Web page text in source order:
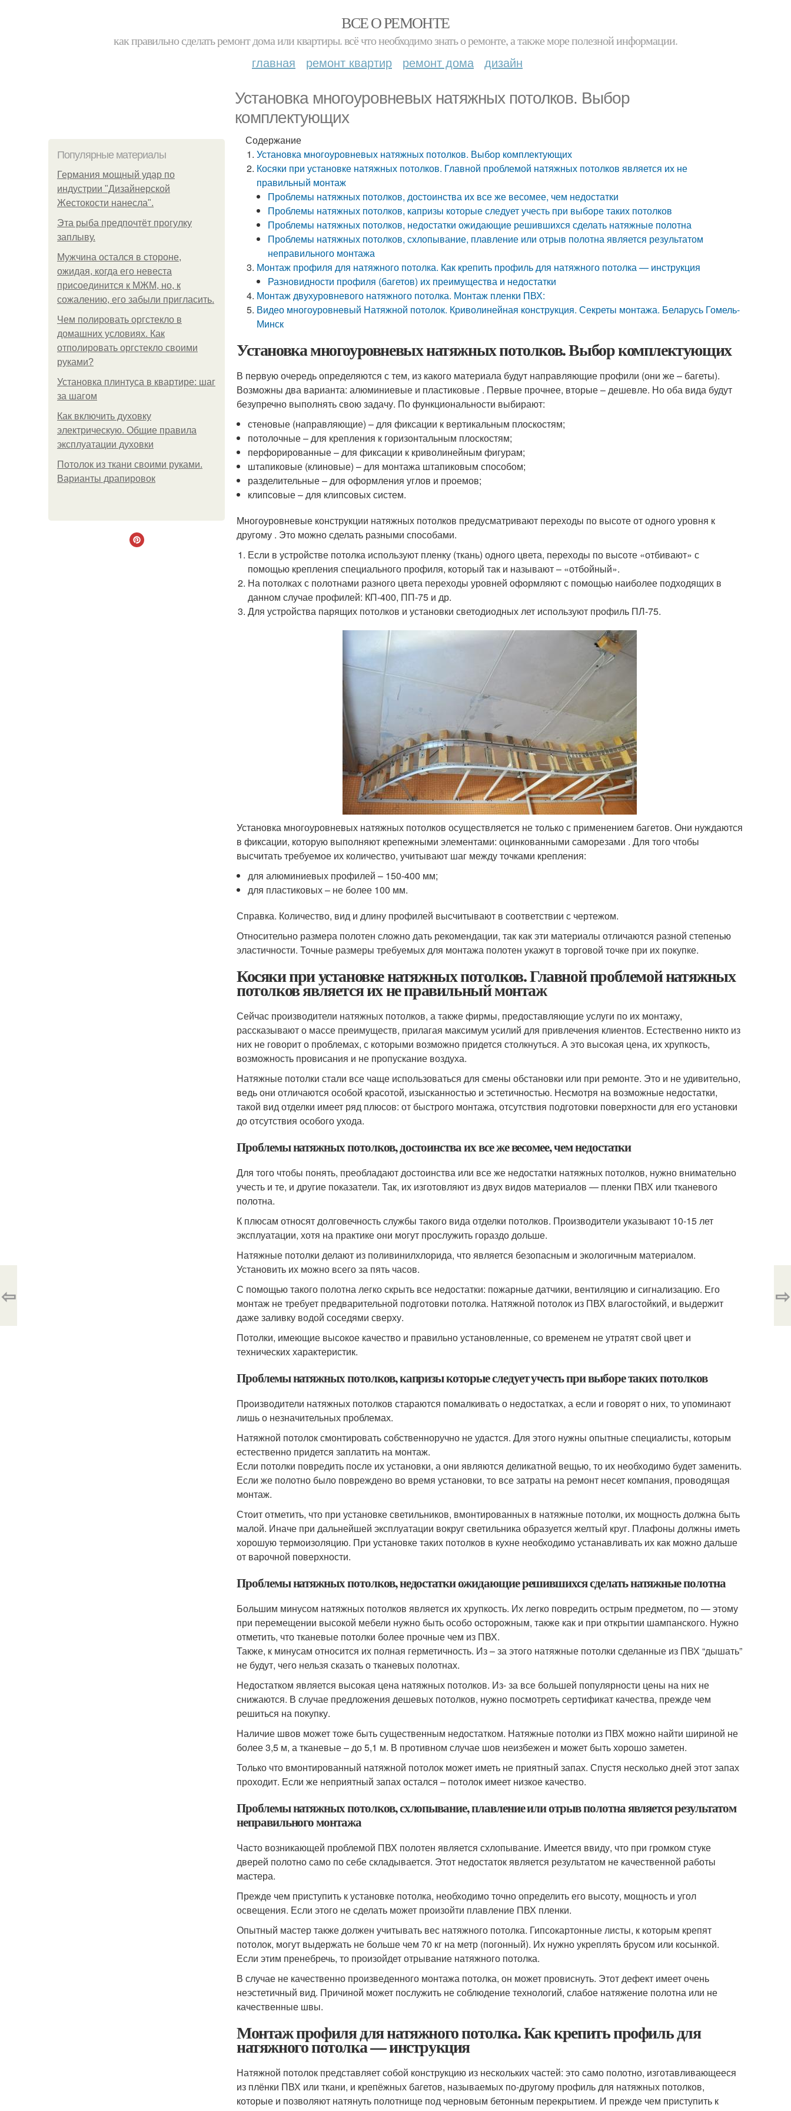
ВСЕ О РЕМОНТЕ
как правильно сделать ремонт дома или квартиры. всё что необходимо знать о ремонте, а также море полезной информации.
главная ремонт квартир ремонт дома дизайн
Установка многоуровневых натяжных потолков. Выбор
комплектующих
Популярные материалы
Германия мощный удар по
индустрии "Дизайнерской
Жестокости нанесла".
Эта рыба предпочтёт прогулку
заплыву.
Мужчина остался в стороне,
ожидая, когда его невеста
присоединится к МЖМ, но, к
сожалению, его забыли пригласить.
Чем полировать оргстекло в
домашних условиях. Как
отполировать оргстекло своими
руками?
Установка плинтуса в квартире: шаг
за шагом
Как включить духовку
электрическую. Общие правила
эксплуатации духовки
Потолок из ткани своими руками.
Варианты драпировок
Содержание
Установка многоуровневых натяжных потолков. Выбор комплектующих
Косяки при установке натяжных потолков. Главной проблемой натяжных потолков является их не
правильный монтаж
Проблемы натяжных потолков, достоинства их все же весомее, чем недостатки
Проблемы натяжных потолков, капризы которые следует учесть при выборе таких потолков
Проблемы натяжных потолков, недостатки ожидающие решившихся сделать натяжные полотна
Проблемы натяжных потолков, схлопывание, плавление или отрыв полотна является результатом
неправильного монтажа
Монтаж профиля для натяжного потолка. Как крепить профиль для натяжного потолка — инструкция
Разновидности профиля (багетов) их преимущества и недостатки
Монтаж двухуровневого натяжного потолка. Монтаж пленки ПВХ:
Видео многоуровневый Натяжной потолок. Криволинейная конструкция. Секреты монтажа. Беларусь Гомель-
Минск
Установка многоуровневых натяжных потолков. Выбор комплектующих
В первую очередь определяются с тем, из какого материала будут направляющие профили (они же – багеты).
Возможны два варианта: алюминиевые и пластиковые . Первые прочнее, вторые – дешевле. Но оба вида будут
безупречно выполнять свою задачу. По функциональности выбирают:
стеновые (направляющие) – для фиксации к вертикальным плоскостям;
потолочные – для крепления к горизонтальным плоскостям;
перфорированные – для фиксации к криволинейным фигурам;
штапиковые (клиновые) – для монтажа штапиковым способом;
разделительные – для оформления углов и проемов;
клипсовые – для клипсовых систем.
Многоуровневые конструкции натяжных потолков предусматривают переходы по высоте от одного уровня к
другому . Это можно сделать разными способами.
Если в устройстве потолка используют пленку (ткань) одного цвета, переходы по высоте «отбивают» с
помощью крепления специального профиля, который так и называют – «отбойный».
На потолках с полотнами разного цвета переходы уровней оформляют с помощью наиболее подходящих в
данном случае профилей: КП-400, ПП-75 и др.
Для устройства парящих потолков и установки светодиодных лет используют профиль ПЛ-75.
Установка многоуровневых натяжных потолков осуществляется не только с применением багетов. Они нуждаются
в фиксации, которую выполняют крепежными элементами: оцинкованными саморезами . Для того чтобы
высчитать требуемое их количество, учитывают шаг между точками крепления:
для алюминиевых профилей – 150-400 мм;
для пластиковых – не более 100 мм.
Справка. Количество, вид и длину профилей высчитывают в соответствии с чертежом.
Относительно размера полотен сложно дать рекомендации, так как эти материалы отличаются разной степенью
эластичности. Точные размеры требуемых для монтажа полотен укажут в торговой точке при их покупке.
Косяки при установке натяжных потолков. Главной проблемой натяжных
потолков является их не правильный монтаж
Сейчас производители натяжных потолков, а также фирмы, предоставляющие услуги по их монтажу,
рассказывают о массе преимуществ, прилагая максимум усилий для привлечения клиентов. Естественно никто из
них не говорит о проблемах, с которыми возможно придется столкнуться. А это высокая цена, их хрупкость,
возможность провисания и не пропускание воздуха.
Натяжные потолки стали все чаще использоваться для смены обстановки или при ремонте. Это и не удивительно,
ведь они отличаются особой красотой, изысканностью и эстетичностью. Несмотря на возможные недостатки,
такой вид отделки имеет ряд плюсов: от быстрого монтажа, отсутствия подготовки поверхности для его установки
до отсутствия особого ухода.
Проблемы натяжных потолков, достоинства их все же весомее, чем недостатки
Для того чтобы понять, преобладают достоинства или все же недостатки натяжных потолков, нужно внимательно
учесть и те, и другие показатели. Так, их изготовляют из двух видов материалов — пленки ПВХ или тканевого
полотна.
К плюсам относят долговечность службы такого вида отделки потолков. Производители указывают 10-15 лет
эксплуатации, хотя на практике они могут прослужить гораздо дольше.
Натяжные потолки делают из поливинилхлорида, что является безопасным и экологичным материалом.
Установить их можно всего за пять часов.
С помощью такого полотна легко скрыть все недостатки: пожарные датчики, вентиляцию и сигнализацию. Его
монтаж не требует предварительной подготовки потолка. Натяжной потолок из ПВХ влагостойкий, и выдержит
даже заливку водой соседями сверху.
Потолки, имеющие высокое качество и правильно установленные, со временем не утратят свой цвет и
технических характеристик.
Проблемы натяжных потолков, капризы которые следует учесть при выборе таких потолков
Производители натяжных потолков стараются помалкивать о недостатках, а если и говорят о них, то упоминают
лишь о незначительных проблемах.
Натяжной потолок смонтировать собственноручно не удастся. Для этого нужны опытные специалисты, которым
естественно придется заплатить на монтаж.
Если потолки повредить после их установки, а они являются деликатной вещью, то их необходимо будет заменить.
Если же полотно было повреждено во время установки, то все затраты на ремонт несет компания, проводящая
монтаж.
Стоит отметить, что при установке светильников, вмонтированных в натяжные потолки, их мощность должна быть
малой. Иначе при дальнейшей эксплуатации вокруг светильника образуется желтый круг. Плафоны должны иметь
хорошую термоизоляцию. При установке таких потолков в кухне необходимо устанавливать их как можно дальше
от варочной поверхности.
Проблемы натяжных потолков, недостатки ожидающие решившихся сделать натяжные полотна
Большим минусом натяжных потолков является их хрупкость. Их легко повредить острым предметом, по — этому
при перемещении высокой мебели нужно быть особо осторожным, также как и при открытии шампанского. Нужно
отметить, что тканевые потолки более прочные чем из ПВХ.
Также, к минусам относится их полная герметичность. Из – за этого натяжные потолки сделанные из ПВХ “дышать”
не будут, чего нельзя сказать о тканевых полотнах.
Недостатком является высокая цена натяжных потолков. Из- за все большей популярности цены на них не
снижаются. В случае предложения дешевых потолков, нужно посмотреть сертификат качества, прежде чем
решиться на покупку.
Наличие швов может тоже быть существенным недостатком. Натяжные потолки из ПВХ можно найти шириной не
более 3,5 м, а тканевые – до 5,1 м. В противном случае шов неизбежен и может быть хорошо заметен.
Только что вмонтированный натяжной потолок может иметь не приятный запах. Спустя несколько дней этот запах
проходит. Если же неприятный запах остался – потолок имеет низкое качество.
Проблемы натяжных потолков, схлопывание, плавление или отрыв полотна является результатом
неправильного монтажа
Часто возникающей проблемой ПВХ полотен является схлопывание. Имеется ввиду, что при громком стуке
дверей полотно само по себе складывается. Этот недостаток является результатом не качественной работы
мастера.
Прежде чем приступить к установке потолка, необходимо точно определить его высоту, мощность и угол
освещения. Если этого не сделать может произойти плавление ПВХ пленки.
Опытный мастер также должен учитывать вес натяжного потолка. Гипсокартонные листы, к которым крепят
потолок, могут выдержать не больше чем 70 кг на метр (погонный). Их нужно укреплять брусом или косынкой.
Если этим пренебречь, то произойдет отрывание натяжного потолка.
В случае не качественно произведенного монтажа потолка, он может провиснуть. Этот дефект имеет очень
неэстетичный вид. Причиной может послужить не соблюдение технологий, слабое натяжение полотна или не
качественные швы.
Монтаж профиля для натяжного потолка. Как крепить профиль для
натяжного потолка — инструкция
Натяжной потолок представляет собой конструкцию из нескольких частей: это само полотно, изготавливающееся
из плёнки ПВХ или ткани, и крепёжных багетов, называемых по-другому профиль для натяжных потолков,
которые и позволяют натянуть полотнище под черновым бетонным перекрытием. И прежде чем приступить к
⇦ ⇨